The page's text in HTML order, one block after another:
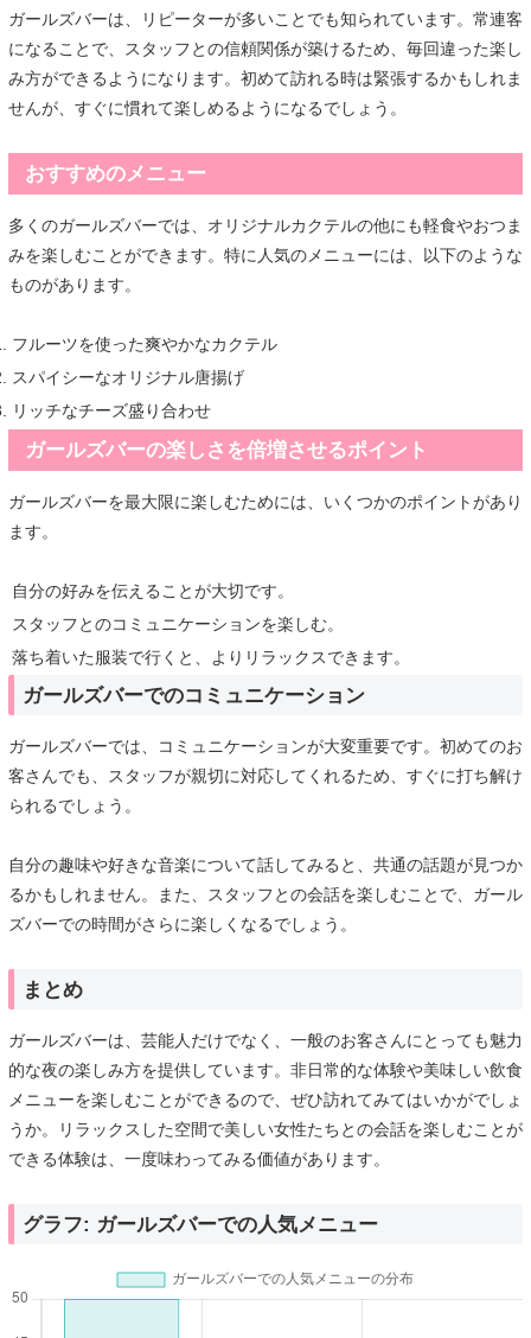
ガールズバーは、リピーターが多いことでも知られています。常連客
になることで、スタッフとの信頼関係が築けるため、毎回違った楽し
み方ができるようになります。初めて訪れる時は緊張するかもしれま
せんが、すぐに慣れて楽しめるようになるでしょう。
おすすめのメニュー
多くのガールズバーでは、オリジナルカクテルの他にも軽食やおつま
みを楽しむことができます。特に人気のメニューには、以下のような
ものがあります。
フルーツを使った爽やかなカクテル
スパイシーなオリジナル唐揚げ
リッチなチーズ盛り合わせ
ガールズバーの楽しさを倍増させるポイント
ガールズバーを最大限に楽しむためには、いくつかのポイントがあり
ます。
自分の好みを伝えることが大切です。
スタッフとのコミュニケーションを楽しむ。
落ち着いた服装で行くと、よりリラックスできます。
ガールズバーでのコミュニケーション
ガールズバーでは、コミュニケーションが大変重要です。初めてのお
客さんでも、スタッフが親切に対応してくれるため、すぐに打ち解け
られるでしょう。
自分の趣味や好きな音楽について話してみると、共通の話題が見つか
るかもしれません。また、スタッフとの会話を楽しむことで、ガール
ズバーでの時間がさらに楽しくなるでしょう。
まとめ
ガールズバーは、芸能人だけでなく、一般のお客さんにとっても魅力
的な夜の楽しみ方を提供しています。非日常的な体験や美味しい飲食
メニューを楽しむことができるので、ぜひ訪れてみてはいかがでしょ
うか。リラックスした空間で美しい女性たちとの会話を楽しむことが
できる体験は、一度味わってみる価値があります。
グラフ: ガールズバーでの人気メニュー